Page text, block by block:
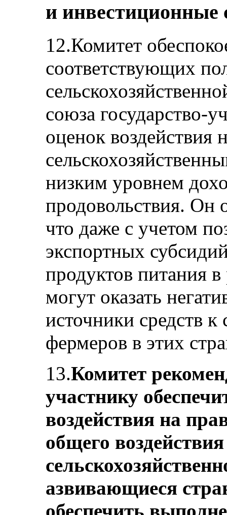
и инвестиционные
12.Комитет
соответствующих
союза государство-
оценок воздействия
низким уровнем
продовольствия. Он
что даже с учетом
экспортных
продуктов питания
могут оказать
источники средств
фермеров в этих
13.Комитет
участнику
воздействия на
общего
азвивающиеся